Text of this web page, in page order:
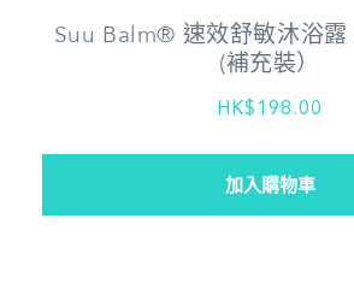
Suu Balm® 速效舒敏沐浴露
(補充裝）
HK$198.00